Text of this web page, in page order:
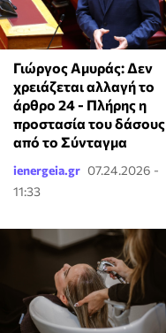
Γιώργος Αμυράς: Δεν
χρειάζεται αλλαγή το
άρθρο 24 - Πλήρης η
προστασία του δάσους
από το Σύνταγμα
ienergeia.gr 07.24.2026 -
11:33